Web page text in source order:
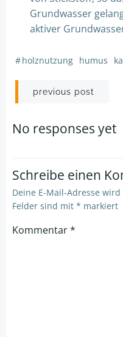
Grundwasser
aktiver
#holznutzung humus
Post
navigation
previous post
No responses yet
Schreibe einen
Deine E-Mail-Adresse
Felder sind mit * markiert
Kommentar*